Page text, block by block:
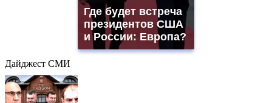
Где будет встреча
президентов США
и России: Европа?
Дайджест СМИ